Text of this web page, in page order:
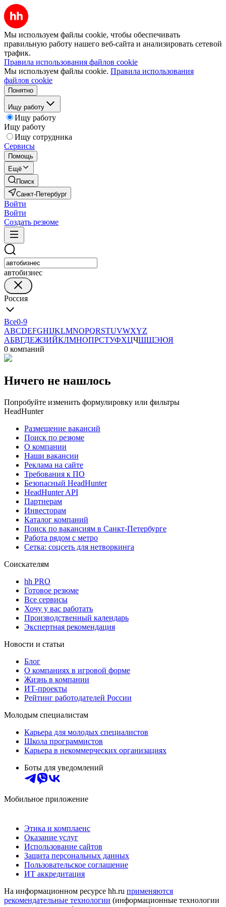
Мы используем файлы cookie, чтобы обеспечивать
правильную работу нашего веб-сайта и анализировать сетевой
трафик.
Правила использования файлов cookie
Мы используем файлы cookie. Правила использования
файлов cookie
Понятно
Ищу работу
Ищу работу
Ищу работу
Ищу сотрудника
Сервисы
Помощь
Ещё
Поиск
Санкт-Петербург
Войти
Войти
Создать резюме
автобизнес
Россия
Все0-9
ABCDEFGHIJKLMNOPQRSTUVWXYZ
АБВГДЕЖЗИЙКЛМНОПРСТУФХЦЧШЩЭЮЯ
0 компаний
Ничего не нашлось
Попробуйте изменить формулировку или фильтры
HeadHunter
Размещение вакансий
Поиск по резюме
О компании
Наши вакансии
Реклама на сайте
Требования к ПО
Безопасный HeadHunter
HeadHunter API
Партнерам
Инвесторам
Каталог компаний
Поиск по вакансиям в Санкт-Петербурге
Работа рядом с метро
Сетка: соцсеть для нетворкинга
Соискателям
hh PRO
Готовое резюме
Все сервисы
Хочу у вас работать
Производственный календарь
Экспертная рекомендация
Новости и статьи
Блог
О компаниях в игровой форме
Жизнь в компании
ИТ-проекты
Рейтинг работодателей России
Молодым специалистам
Карьера для молодых специалистов
Школа программистов
Карьера в некоммерческих организациях
Боты для уведомлений
Мобильное приложение
Этика и комплаенс
Оказание услуг
Использование сайтов
Защита персональных данных
Пользовательское соглашение
ИТ аккредитация
На информационном ресурсе hh.ru применяются
рекомендательные технологии (информационные технологии